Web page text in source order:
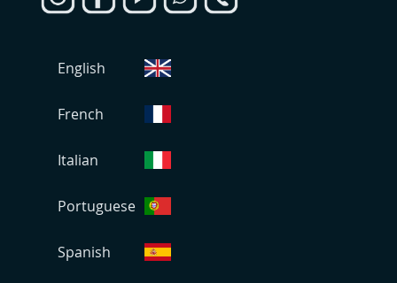
English
French
Italian
Portuguese
Spanish